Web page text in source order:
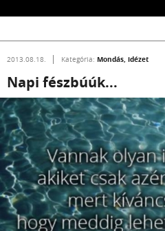
2013.08.18. Kategória: Mondás, idézet
Napi fészbúúk...